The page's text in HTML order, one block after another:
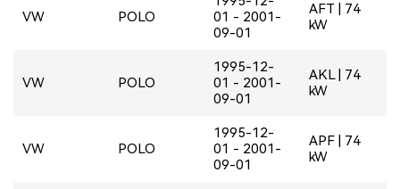
VW POLO
01 - 2001-
09-01
AFT | 74
kW
VW POLO
1995-12-
01 - 2001-
09-01
AKL | 74
kW
VW POLO
1995-12-
01 - 2001-
09-01
APF | 74
kW